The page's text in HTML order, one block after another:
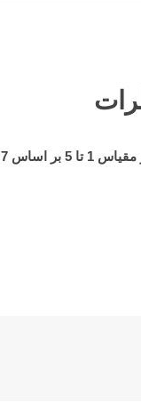
مقیاس1 تا5 بر اساس7